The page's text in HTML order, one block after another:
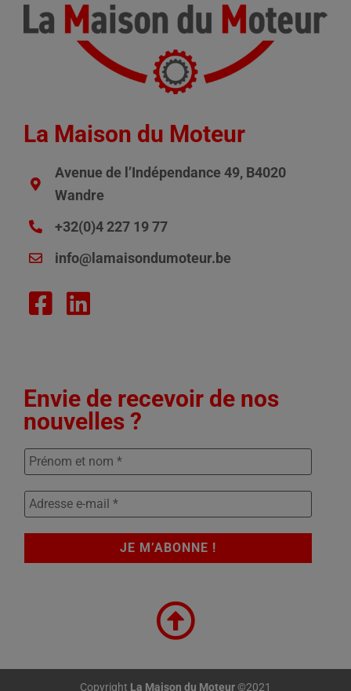
La Maison du Moteur
Avenue de l’Indépendance 49, B4020
Wandre
+32(0)4 227 19 77
info@lamaisondumoteur.be
Envie de recevoir de nos
nouvelles ?
Copyright La Maison du Moteur©2021